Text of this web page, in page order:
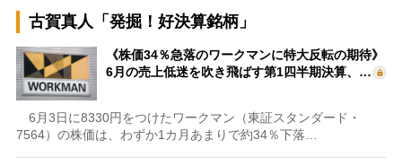
古賀真人「発掘！好決算銘柄」
《株価34％急落のワークマンに特大反転の期待》
6月の売上低迷を吹き飛ばす第1四半期決算、…
6月3日に8330円をつけたワークマン（東証スタンダード・
7564）の株価は、わずか1カ月あまりで約34％下落…